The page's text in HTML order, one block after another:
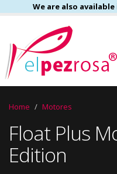
We are also
Home Motores
Float Plus
Edition